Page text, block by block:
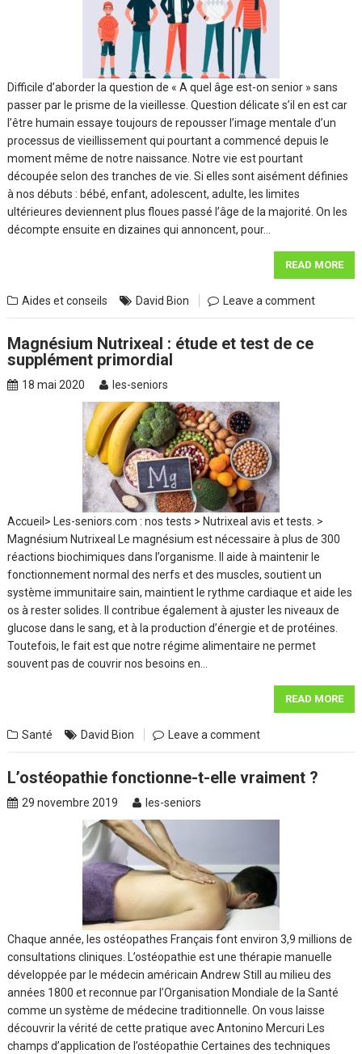
Difficile d’aborder la question de « A quel âge est-on senior » sans
passer par le prisme de la vieillesse. Question délicate s’il en est car
l’être humain essaye toujours de repousser l’image mentale d’un
processus de vieillissement qui pourtant a commencé depuis le
moment même de notre naissance. Notre vie est pourtant
découpée selon des tranches de vie. Si elles sont aisément définies
à nos débuts : bébé, enfant, adolescent, adulte, les limites
ultérieures deviennent plus floues passé l’âge de la majorité. On les
décompte ensuite en dizaines qui annoncent, pour…
READ MORE
Aides et conseils David Bion Leave a comment
Magnésium Nutrixeal : étude et test de ce
supplément primordial
18 mai 2020 les-seniors
Accueil> Les-seniors.com : nos tests > Nutrixeal avis et tests. >
Magnésium Nutrixeal Le magnésium est nécessaire à plus de 300
réactions biochimiques dans l’organisme. Il aide à maintenir le
fonctionnement normal des nerfs et des muscles, soutient un
système immunitaire sain, maintient le rythme cardiaque et aide les
os à rester solides. Il contribue également à ajuster les niveaux de
glucose dans le sang, et à la production d’énergie et de protéines.
Toutefois, le fait est que notre régime alimentaire ne permet
souvent pas de couvrir nos besoins en…
READ MORE
Santé David Bion Leave a comment
L’ostéopathie fonctionne-t-elle vraiment ?
29 novembre 2019 les-seniors
Chaque année, les ostéopathes Français font environ 3,9 millions de
consultations cliniques. L’ostéopathie est une thérapie manuelle
développée par le médecin américain Andrew Still au milieu des
années 1800 et reconnue par l’Organisation Mondiale de la Santé
comme un système de médecine traditionnelle. On vous laisse
découvrir la vérité de cette pratique avec Antonino Mercuri Les
champs d’application de l’ostéopathie Certaines des techniques